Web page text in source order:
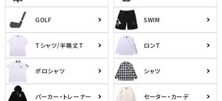
GOLF SWIM
Tシャツ/半端丈T ロンT
ポロシャツ シャツ
パーカー・トレーナー セーター・カーデ